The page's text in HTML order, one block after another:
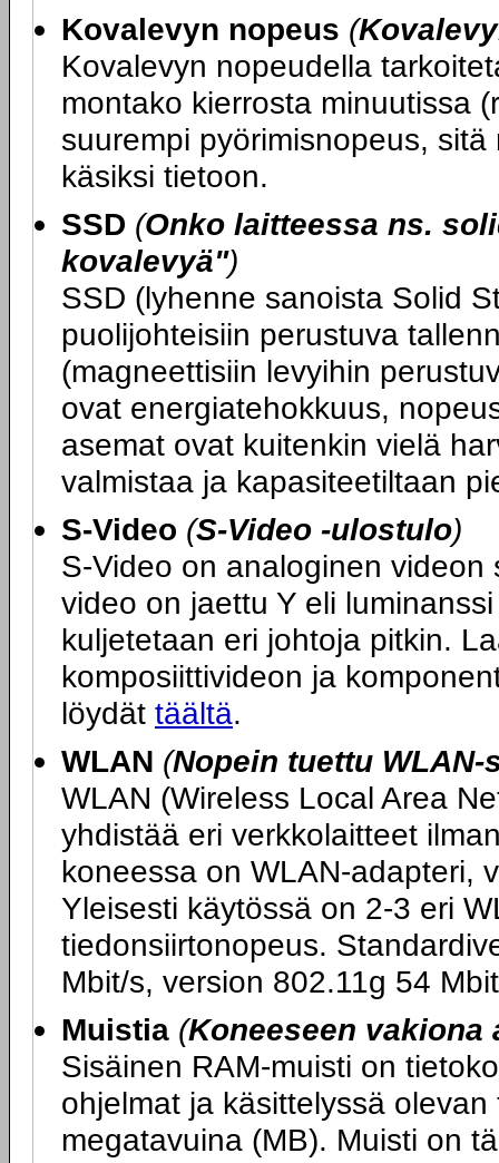
Kovalevyn nopeus (
Kovalevyn nopeudella
montako kierrosta minuutissa
suurempi pyörimisnopeus,
käsiksi tietoon.
SSD (Onko laitteessa ns.
kovalevyä")
SSD (lyhenne sanoista Solid
puolijohteisiin perustuva
(magneettisiin levyihin
ovat energiatehokkuus,
asemat ovat kuitenkin vielä
valmistaa ja kapasiteetiltaan
S-Video (S-Video -ulostulo)
S-Video on analoginen
video on jaettu Y eli
kuljetetaan eri johtoja pitkin.
komposiittivideon ja
löydät täältä.
WLAN (Nopein tuettu WLAN-
WLAN (Wireless Local Area
yhdistää eri verkkolaitteet
koneessa on WLAN-adapteri,
Yleisesti käytössä on 2-3 eri
tiedonsiirtonopeus.
Mbit/s, version 802.11g 54
Muistia (Koneeseen vakiona
Sisäinen RAM-muisti on
ohjelmat ja käsittelyssä
megatavuina (MB). Muisti on